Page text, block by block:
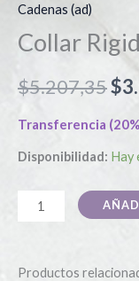
Cadenas (ad)
Collar
$5.207,35$
Transferencia
Disponibilidad: Hay
Productos